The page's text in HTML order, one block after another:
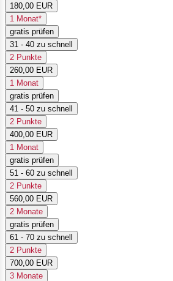
180,00 EUR
1 Monat*
gratis prüfen
31 - 40 zu schnell
2 Punkte
260,00 EUR
1 Monat
gratis prüfen
41 - 50 zu schnell
2 Punkte
400,00 EUR
1 Monat
gratis prüfen
51 - 60 zu schnell
2 Punkte
560,00 EUR
2 Monate
gratis prüfen
61 - 70 zu schnell
2 Punkte
700,00 EUR
3 Monate